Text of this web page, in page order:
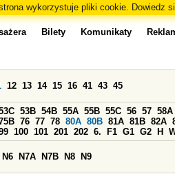
wykorzystuje pliki cookie. Dowiedz
Bilety Komunikaty
12 13 14 15 16 41 43 45
53B 54B 55A 55B 55C 56 57 58A
76 77 78 80A 80B 81A 81B 82A
100 101 201 202 6. F1 G1 G2 H
N6 N7A N7B N8 N9